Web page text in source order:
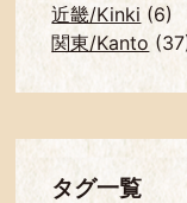
近畿/Kinki (6)
関東/Kanto
タグ一覧